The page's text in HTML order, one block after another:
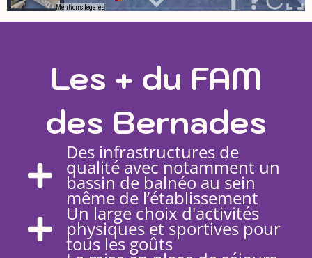
Les + du FAM
des Bernades
Des infrastructures de
qualité avec notamment un
bassin de balnéo au sein
même de l’établissement
Un large choix d'activités
physiques et sportives pour
tous les goûts